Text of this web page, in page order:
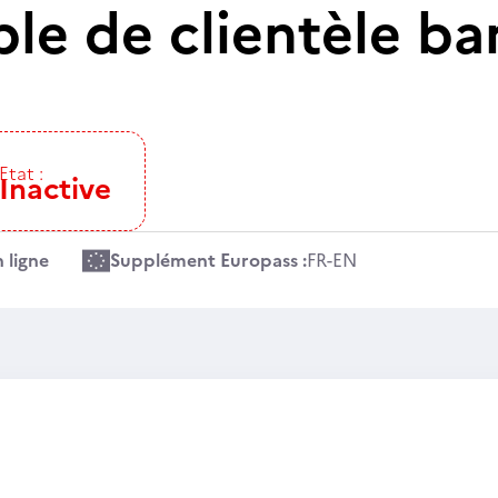
de clientèle
Etat :
Inactive
ligne Supplément Europass :FR-EN